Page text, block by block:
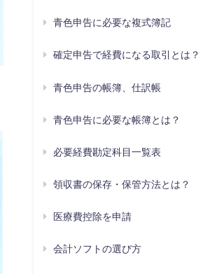
青色申告に必要な複式簿記
確定申告で経費になる取引とは？
青色申告の帳簿、仕訳帳
青色申告に必要な帳簿とは？
必要経費勘定科目一覧表
領収書の保存・保管方法とは？
医療費控除を申請
会計ソフトの選び方